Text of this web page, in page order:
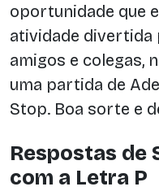
oportunidade que
atividade
amigos e colegas,
uma partida de
Stop. Boa sorte e
Respostas de
com a Letra P